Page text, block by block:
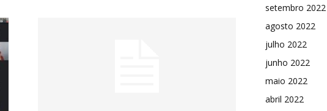
setembro 2022
agosto 2022
julho 2022
junho 2022
maio 2022
abril 2022